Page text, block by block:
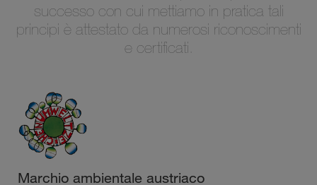
successo con cui mettiamo in pratica tali
principi è attestato da numerosi riconoscimenti
e certificati.
Marchio ambientale austriaco